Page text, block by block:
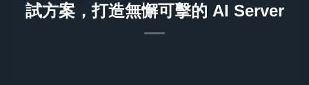
試方案，打造無懈可擊的 AI Server